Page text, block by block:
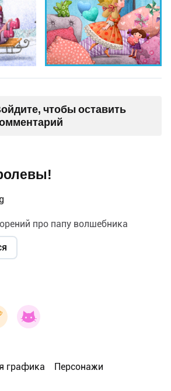
чтобы оставить
про папу волшебника
графика Персонажи